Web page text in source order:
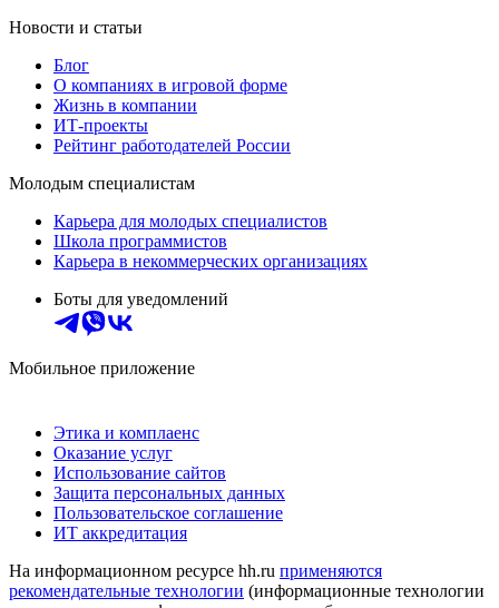
Новости и статьи
Блог
О компаниях в игровой форме
Жизнь в компании
ИТ-проекты
Рейтинг работодателей России
Молодым специалистам
Карьера для молодых специалистов
Школа программистов
Карьера в некоммерческих организациях
Боты для уведомлений
Мобильное приложение
Этика и комплаенс
Оказание услуг
Использование сайтов
Защита персональных данных
Пользовательское соглашение
ИТ аккредитация
На информационном ресурсе hh.ru применяются
рекомендательные технологии (информационные технологии